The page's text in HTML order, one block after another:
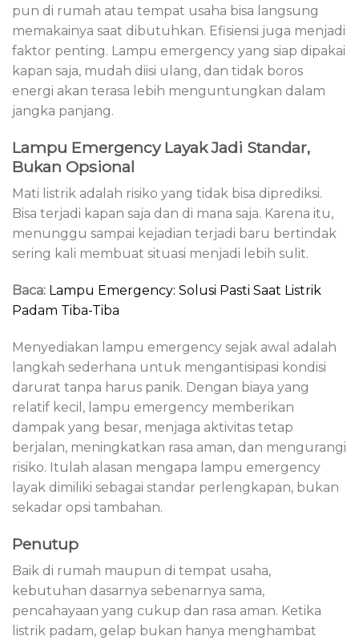
pun di rumah atau tempat usaha bisa langsung
memakainya saat dibutuhkan. Efisiensi juga menjadi
faktor penting. Lampu emergency yang siap dipakai
kapan saja, mudah diisi ulang, dan tidak boros
energi akan terasa lebih menguntungkan dalam
jangka panjang.
Lampu Emergency Layak Jadi Standar,
Bukan Opsional
Mati listrik adalah risiko yang tidak bisa diprediksi.
Bisa terjadi kapan saja dan di mana saja. Karena itu,
menunggu sampai kejadian terjadi baru bertindak
sering kali membuat situasi menjadi lebih sulit.
Baca: Lampu Emergency: Solusi Pasti Saat Listrik
Padam Tiba-Tiba
Menyediakan lampu emergency sejak awal adalah
langkah sederhana untuk mengantisipasi kondisi
darurat tanpa harus panik. Dengan biaya yang
relatif kecil, lampu emergency memberikan
dampak yang besar, menjaga aktivitas tetap
berjalan, meningkatkan rasa aman, dan mengurangi
risiko. Itulah alasan mengapa lampu emergency
layak dimiliki sebagai standar perlengkapan, bukan
sekadar opsi tambahan.
Penutup
Baik di rumah maupun di tempat usaha,
kebutuhan dasarnya sebenarnya sama,
pencahayaan yang cukup dan rasa aman. Ketika
listrik padam, gelap bukan hanya menghambat